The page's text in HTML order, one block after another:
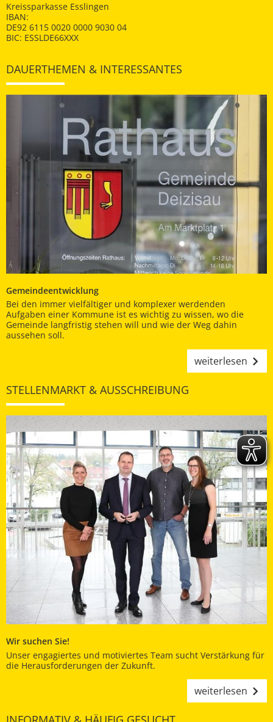
Kreissparkasse Esslingen
IBAN:
DE92 6115 0020 0000 9030 04
BIC: ESSLDE66XXX
DAUERTHEMEN & INTERESSANTES
Gemeindeentwicklung
Bei den immer vielfältiger und komplexer werdenden
Aufgaben einer Kommune ist es wichtig zu wissen, wo die
Gemeinde langfristig stehen will und wie der Weg dahin
aussehen soll.
weiterlesen
STELLENMARKT & AUSSCHREIBUNG
Wir suchen Sie!
Unser engagiertes und motiviertes Team sucht Verstärkung für
die Herausforderungen der Zukunft.
weiterlesen